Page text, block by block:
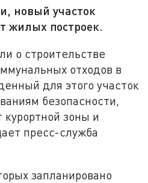
новый участок
жилых построек.
о строительстве
отходов в
для этого участок
безопасности,
зоны и
пресс-служба
запланировано